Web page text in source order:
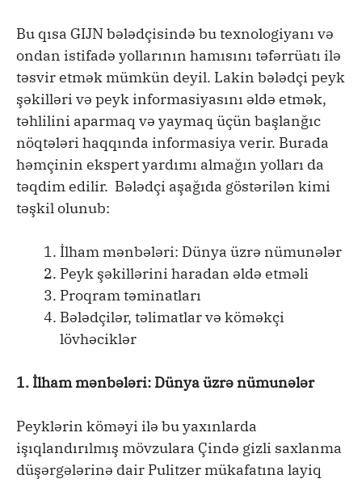
Bu qısa GIJN bələdçisində bu texnologiyanı və
ondan istifadə yollarının hamısını təfərrüatı ilə
təsvir etmək mümkün deyil. Lakin bələdçi peyk
şəkilləri və peyk informasiyasını əldə etmək,
təhlilini aparmaq və yaymaq üçün başlanğıc
nöqtələri haqqında informasiya verir. Burada
həmçinin ekspert yardımı almağın yolları da
təqdim edilir. Bələdçi aşağıda göstərilən kimi
təşkil olunub:
İlham mənbələri: Dünya üzrə nümunələr
Peyk şəkillərini haradan əldə etməli
Proqram təminatları
Bələdçilər, təlimatlar və köməkçi
lövhəciklər
1. İlham mənbələri: Dünya üzrə nümunələr
Peyklərin köməyi ilə bu yaxınlarda
işıqlandırılmış mövzulara Çində gizli saxlanma
düşərgələrinə dair Pulitzer mükafatına layiq